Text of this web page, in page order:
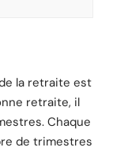
la retraite est
retraite, il
Chaque
de trimestres